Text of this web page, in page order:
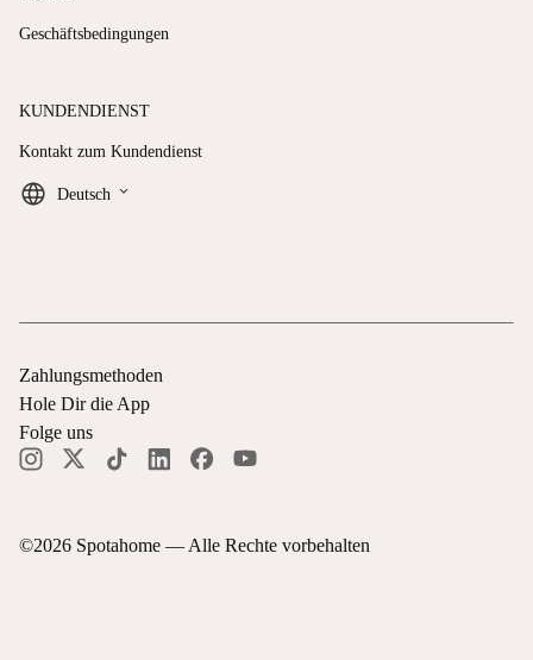
Geschäftsbedingungen
KUNDENDIENST
Kontakt zum Kundendienst
Deutsch keyboard_arrow_down
©2026 Spotahome — Alle Rechte vorbehalten
Zahlungsmethoden
Hole Dir die App
Folge uns